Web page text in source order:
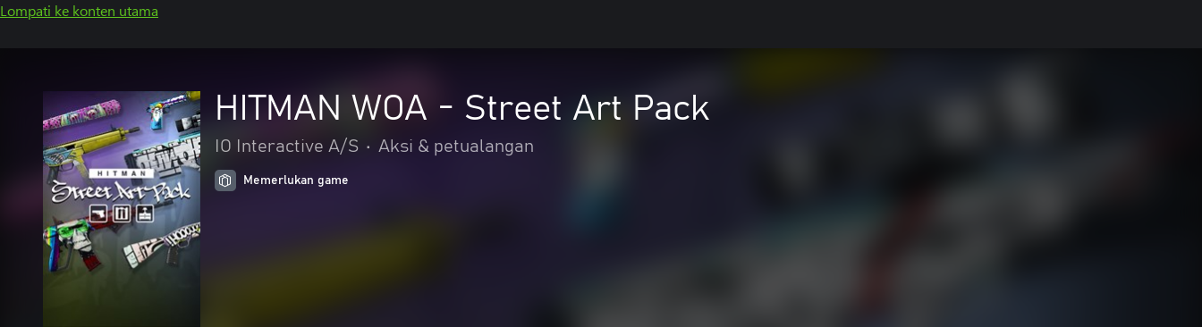
Lompati ke konten utama
HITMAN WOA - Street Art Pack
IO Interactive A/S • Aksi & petualangan
Memerlukan game